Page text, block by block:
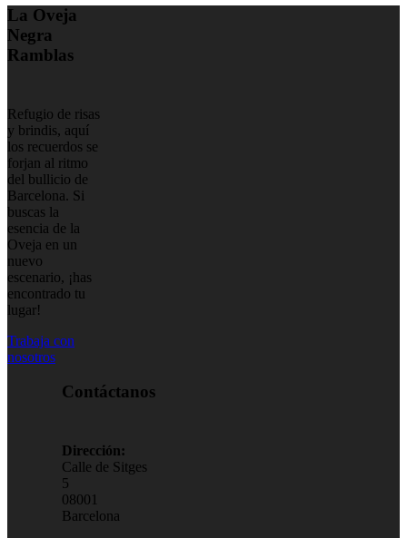
La Oveja
Negra
Ramblas
Refugio de risas
y brindis, aquí
los recuerdos se
forjan al ritmo
del bullicio de
Barcelona. Si
buscas la
esencia de la
Oveja en un
nuevo
escenario, ¡has
encontrado tu
lugar!
Trabaja con
nosotros
Contáctanos
Dirección:
Calle de Sitges
5
08001
Barcelona